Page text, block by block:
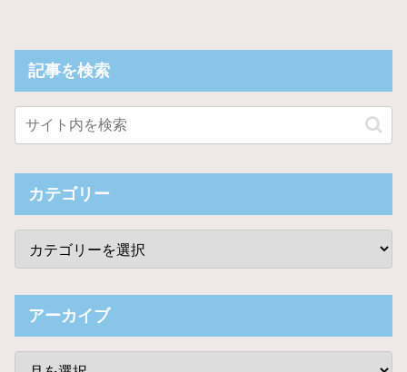
記事を検索
カテゴリー
アーカイブ